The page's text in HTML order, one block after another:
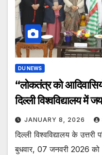
DU NEWS
“लोकतंत्र को
दिल्ली विश्वविद्यालय में
JANUARY 8, 2026
दिल्ली विश्वविद्यालय के
बुधवार, 07 जनवरी 2026 को